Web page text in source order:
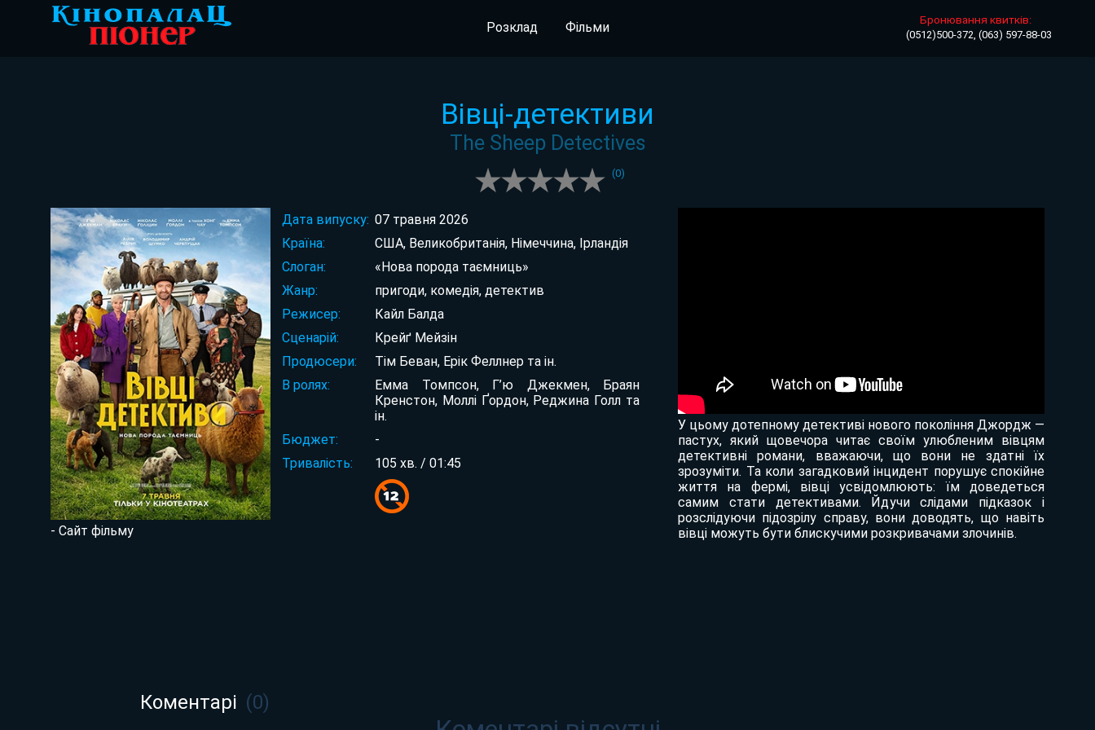
Розклад Фільми Бронювання квитків:
(0512)500-372, (063) 597-88-03
Вівці-детективи
The Sheep Detectives
(0)
- Сайт фільму
Дата випуску: 07 травня 2026
Країна:
США, Великобританія, Німеччина, Ірландія
Слоган:
«Нова порода таємниць»
Жанр:
пригоди, комедія, детектив
Режисер:
Кайл Балда
Сценарій:
Крейґ Мейзін
Продюсери:
Тім Беван, Ерік Феллнер та ін.
В ролях:
Емма Томпсон, Г’ю Джекмен, Браян
Кренстон, Моллі Ґордон, Реджина Голл та
ін.
Бюджет:
-
Тривалість:
105 хв. / 01:45
У цьому дотепному детективі нового покоління Джордж —
пастух, який щовечора читає своїм улюбленим вівцям
детективні романи, вважаючи, що вони не здатні їх
зрозуміти. Та коли загадковий інцидент порушує спокійне
життя на фермі, вівці усвідомлюють: їм доведеться
самим стати детективами. Йдучи слідами підказок і
розслідуючи підозрілу справу, вони доводять, що навіть
вівці можуть бути блискучими розкривачами злочинів.
Коментарі (0)